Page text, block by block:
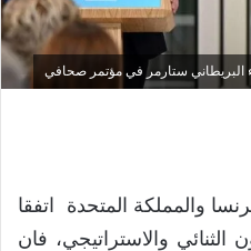
البريطاني ستارمر في مؤتمر صحافي
والمملكة المتحدة اتفقا
والاستراتيجي، فان